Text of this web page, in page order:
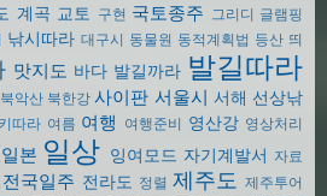
계곡 교토 구현 국토종주 그리디 글램핑
낚시따라 대구시 동물원 동적계획법 등산 띄
맛지도 바다 발길까라 발길따라
북악산 북한강 사이판 서울시 서해 선상낚
따라 여름 여행 여행준비 영산강 영상처리
일본 일상 잉여모드 자기계발서
자료
전국일주 전라도 정렬 제주도
제주투어